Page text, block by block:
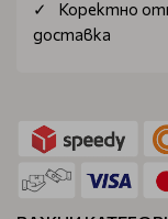
Коректно
доставка